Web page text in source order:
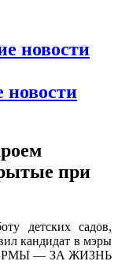
новости
при
детских садов,
кандидат в мэры
— ЗА ЖИЗНЬ